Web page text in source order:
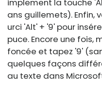
implement la touche
ans guillemets). Enfin,
urci 'Alt' + '9' pour
puce. Encore une fois,
foncée et tapez '9'
quelques façons
au texte dans